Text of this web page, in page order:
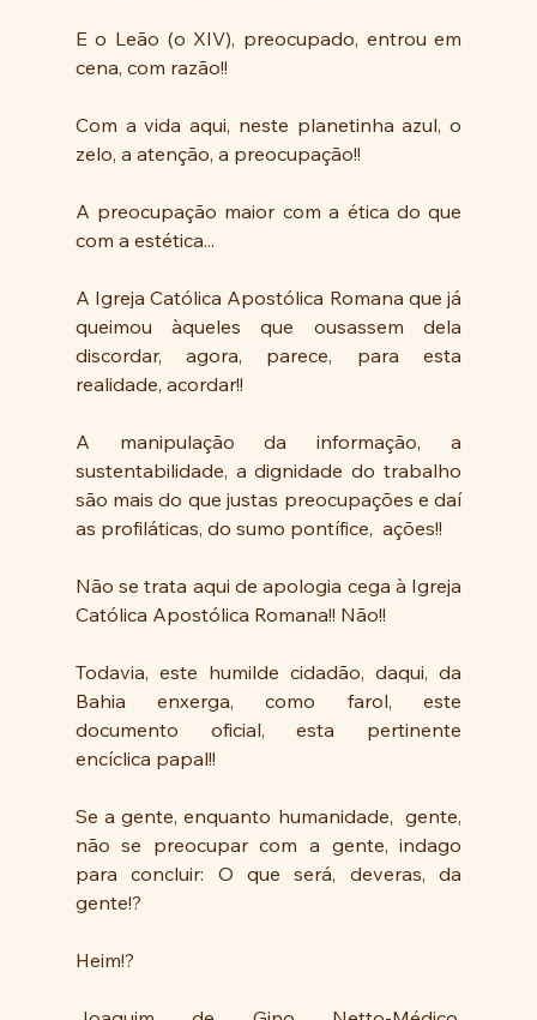
E o Leão (o XIV), preocupado, entrou em
cena, com razão!!
Com a vida aqui, neste planetinha azul, o
zelo, a atenção, a preocupação!!
A preocupação maior com a ética do que
com a estética...
A Igreja Católica Apostólica Romana que já
queimou àqueles que ousassem dela
discordar, agora, parece, para esta
realidade, acordar!!
A manipulação da informação, a
sustentabilidade, a dignidade do trabalho
são mais do que justas preocupações e daí
as profiláticas, do sumo pontífice,  ações!!
Não se trata aqui de apologia cega à Igreja
Católica Apostólica Romana!! Não!!
Todavia, este humilde cidadão, daqui, da
Bahia enxerga, como farol, este
documento oficial, esta pertinente
encíclica papal!!
Se a gente, enquanto humanidade,  gente,
não se preocupar com a gente, indago
para concluir: O que será, deveras, da
gente!?
Heim!?